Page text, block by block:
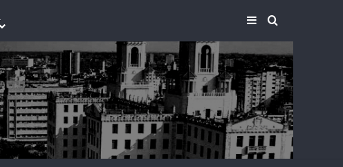
BARRA LATERAL
BUSCAR